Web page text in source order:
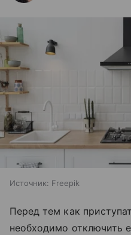
Источник: Freepik
Перед тем как
необходимо отключить